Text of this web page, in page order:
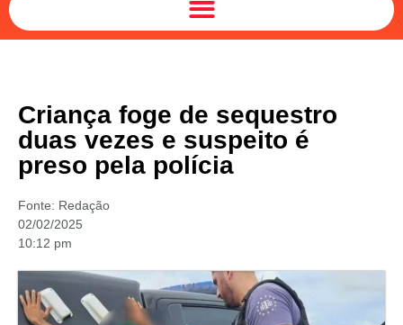
Criança foge de sequestro
duas vezes e suspeito é
preso pela polícia
Fonte: Redação
02/02/2025
10:12 pm